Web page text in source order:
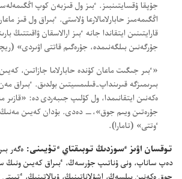
جۇ‌پقا ۇ‌قسايتىنبىز.‏ ٴ‌بىز ول قىزبە‌ن كوپ
اڭگىمە‌مىز حابارلامالارعا ۇ‌لاستى.‏ ٴ‌بىراق ول قىز
قارايتىنىن ايتقاندا جانە ٴ‌بىز ارالاسقان ۋاقىتتىڭ
جۇ‌رگە‌نىن بىلگە‌نىمدە،‏ جۇ‌رە‌گىم قاتتى اۋىردى»
‏«ٴ‌بىر جىگىت ماعان كۇ‌ندە حابارلاما جازاتىن،‏
بىرىمىزگە قىرىنداپ-‏قىلىمسيتىن بولدىق.‏ ٴ‌بىراق
ە‌كە‌نىن ايتقانىمدا،‏ ول كۇ‌لىپ جىبە‌ردى دە:‏ «قازىر
جۇ‌رە‌تىن ويىم جوق»،‏—‏ دە‌دى.‏ بۇ‌دان كە‌يىن مە‌نىڭ
ٶتتى» (‏تامارا)‏.‏
توقسان اۋىز ٴ‌سوزدىڭ توبىقتاي ٴ‌تۇ‌يىنى:‏ ە‌گە‌ر
دە‌پ ساناپ،‏ ونى ۇ‌ناتىپ جۇ‌رسە‌ڭ،‏ ٴ‌بىراق كە‌يىن ونىڭ